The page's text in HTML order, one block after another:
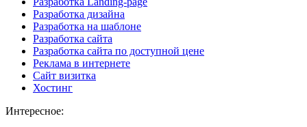
Разработка дизайна
Разработка на шаблоне
Разработка сайта
Разработка сайта по доступной цене
Реклама в интернете
Сайт визитка
Хостинг
Интересное: